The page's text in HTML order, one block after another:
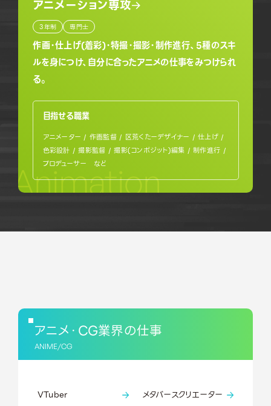
アニメーション専攻
3年制 専門士
作画・仕上げ(着彩)・特撮・撮影・制作進行、5種のスキ
ルを身につけ、自分に合ったアニメの仕事をみつけられ
る。
目指せる職業
アニメーター / 作画監督 / 区荒くたーデザイナー / 仕上げ /
色彩設計 / 撮影監督 / 撮影(コンポジット)編集 / 制作進行 /
プロデューサー など
Animation
アニメ・CG業界の仕事
ANIME/CG
VTuber メタバースクリエーター